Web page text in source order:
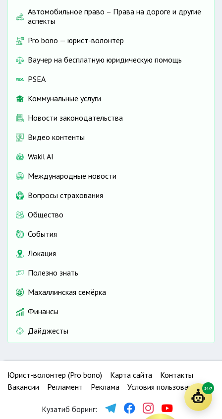
Автомобильное право – Права на дороге и другие
аспекты
Pro bono — юрист-волонтёр
Ваучер на бесплатную юридическую помощь
PSEA
Коммунальные услуги
Новости законодательства
Видео контенты
Wakil AI
Международные новости
Вопросы страхования
Общество
События
Локация
Полезно знать
Махаллинская семёрка
Финансы
Дайджесты
Юрист-волонтер (Pro bono) Карта сайта
Контакты
Вакансии
Регламент Реклама Условия пользования
Кузатиб боринг:
24/7